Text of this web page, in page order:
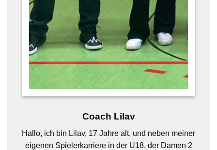
Coach Lilav
Hallo, ich bin Lilav, 17 Jahre alt, und neben meiner
eigenen Spielerkarriere in der U18, der Damen 2